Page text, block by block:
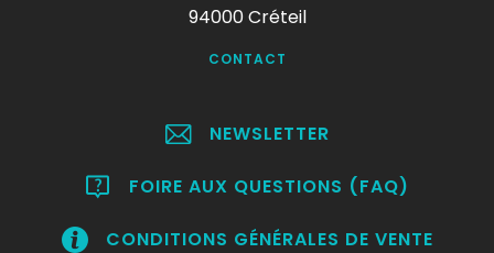
94000 Créteil
CONTACT
NEWSLETTER
FOIRE AUX QUESTIONS (FAQ)
CONDITIONS GÉNÉRALES DE VENTE